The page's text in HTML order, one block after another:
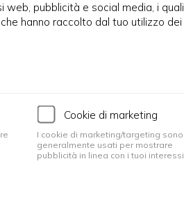
pubblicità e social media, i quali
hanno raccolto dal tuo utilizzo dei
Cookie di marketing
I cookie di marketing/targeting sono
generalmente usati per mostrare
pubblicità in linea con i tuoi interessi